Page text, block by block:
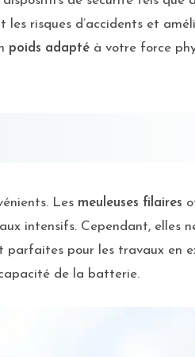
les risques d’accidents et
poids adapté à votre force
Les meuleuses filaires
intensifs. Cependant, elles
parfaites pour les travaux en
de la batterie.